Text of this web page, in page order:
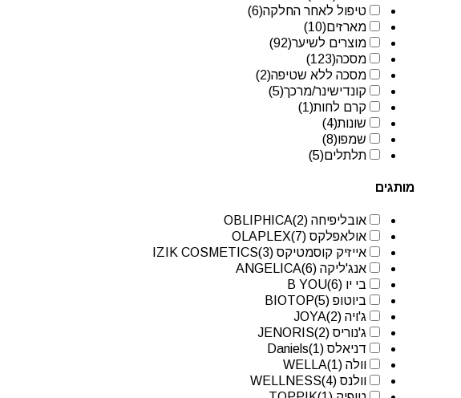
טיפול לאחר החלקה(6)
מארזים(10)
מוצרים לשיער(92)
מסכה(123)
מסכה ללא שטיפה(2)
קונדישינר/מרכך(5)
קרם לחות(1)
שונות(4)
שמפו(8)
תלתלים(5)
מותגים
אובליפיחה OBLIPHICA (2)
אולאפלקס OLAPLEX (7)
אייזיק קוסמטיקס IZIK COSMETICS (3)
אנג'ליקה ANGELICA (6)
בי יו B YOU (6)
ביוטופ BIOTOP (5)
ג'ויה JOYA (2)
ג'נוריס JENORIS (2)
דניאלס Daniels (1)
וולה WELLA (1)
וולנס WELLNESS (4)